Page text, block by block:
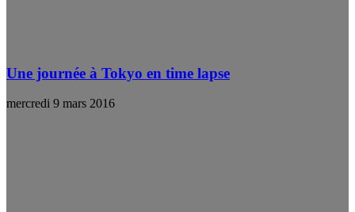
Une journée à Tokyo en time lapse
mercredi 9 mars 2016